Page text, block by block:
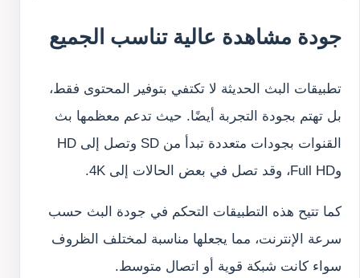
جودة مشاهدة عالية تناسب الجميع
تطبيقات البث الحديثة لا تكتفي بتوفير المحتوى فقط،
بل تهتم بجودة التجربة أيضًا. حيث تدعم معظمها بث
القنوات بجودات متعددة تبدأ من SD وتصل إلى HD
وFull HD، وقد تصل في بعض الحالات إلى 4K.
كما تتيح هذه التطبيقات التحكم في جودة البث حسب
سرعة الإنترنت، مما يجعلها مناسبة لمختلف الظروف
سواء كانت شبكة قوية أو اتصال متوسط.